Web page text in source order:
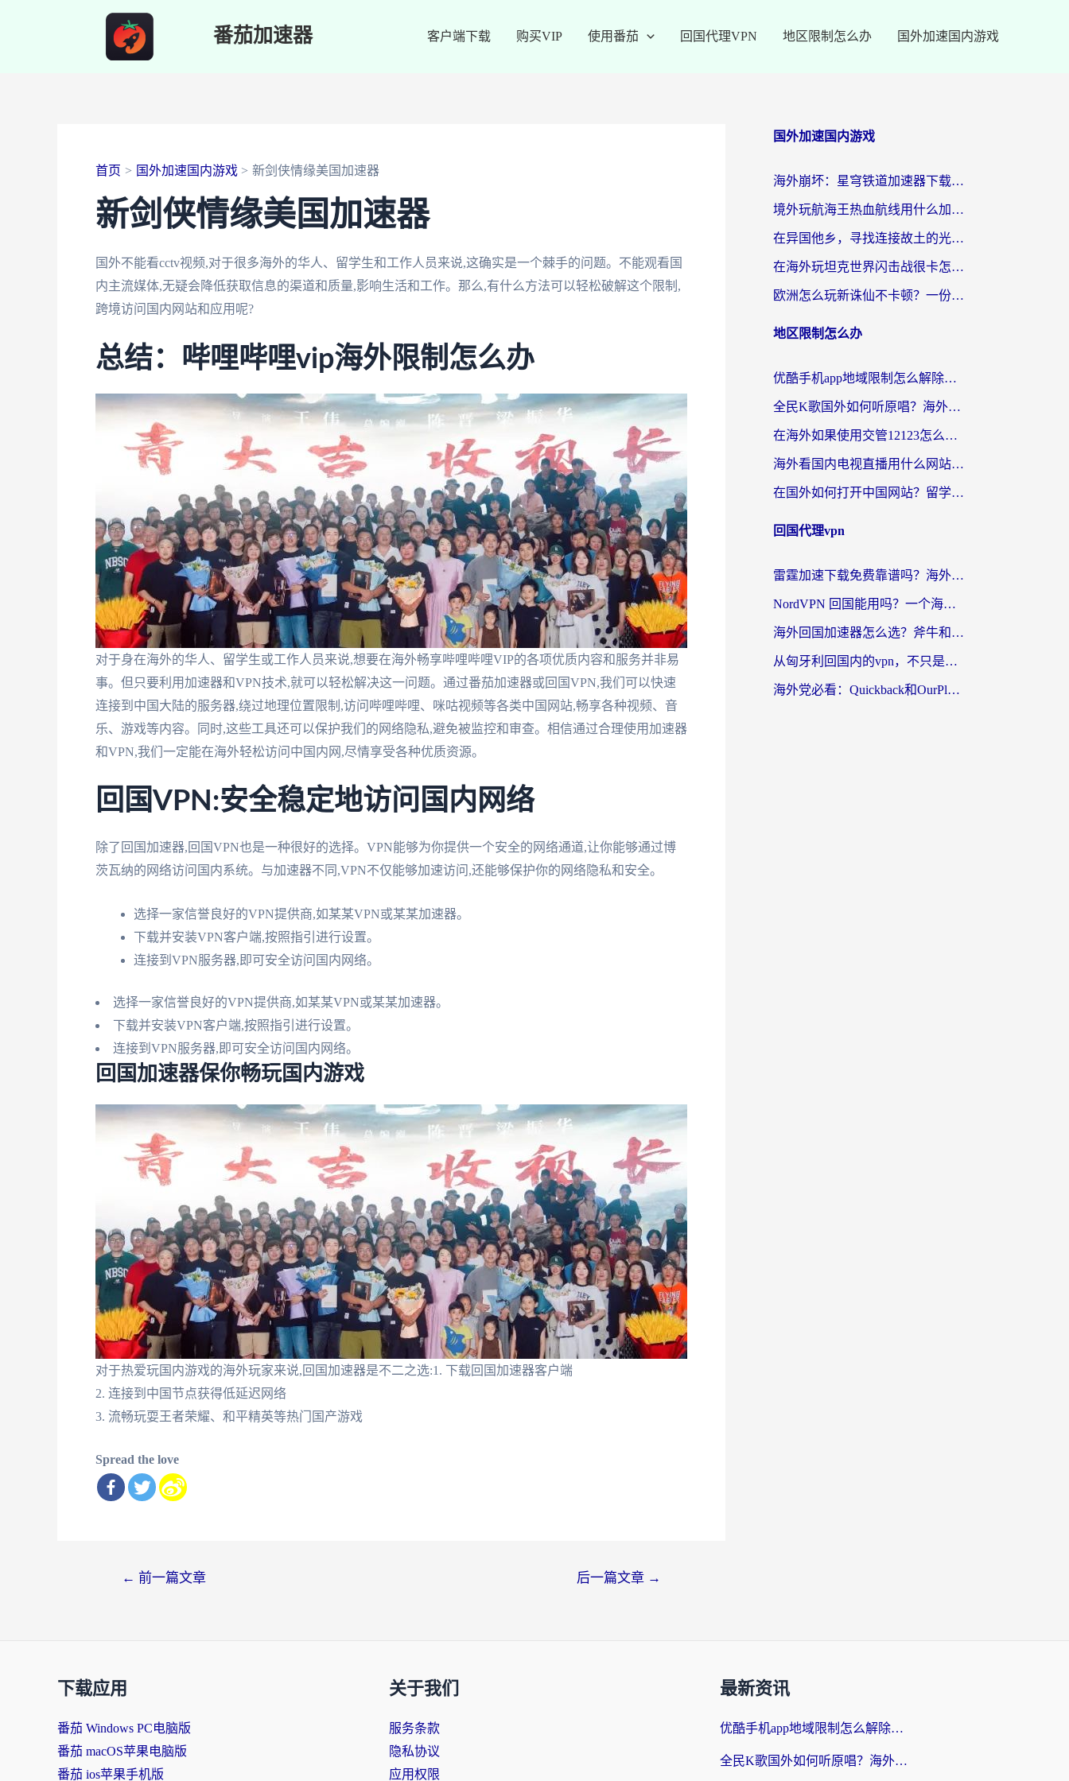
番茄加速器 客户端下载 购买VIP 使用番茄 回国代理VPN 地区限制怎么办 国外加速国内游戏
首页 国外加速国内游戏 新剑侠情缘美国加速器
新剑侠情缘美国加速器
国外不能看cctv视频,对于很多海外的华人、留学生和工作人员来说,这确实是一个棘手的问题。不能观看国
内主流媒体,无疑会降低获取信息的渠道和质量,影响生活和工作。那么,有什么方法可以轻松破解这个限制,
跨境访问国内网站和应用呢?
总结：哔哩哔哩vip海外限制怎么办
对于身在海外的华人、留学生或工作人员来说,想要在海外畅享哔哩哔哩VIP的各项优质内容和服务并非易
事。但只要利用加速器和VPN技术,就可以轻松解决这一问题。通过番茄加速器或回国VPN,我们可以快速
连接到中国大陆的服务器,绕过地理位置限制,访问哔哩哔哩、咪咕视频等各类中国网站,畅享各种视频、音
乐、游戏等内容。同时,这些工具还可以保护我们的网络隐私,避免被监控和审查。相信通过合理使用加速器
和VPN,我们一定能在海外轻松访问中国内网,尽情享受各种优质资源。
回国VPN:安全稳定地访问国内网络
除了回国加速器,回国VPN也是一种很好的选择。VPN能够为你提供一个安全的网络通道,让你能够通过博
茨瓦纳的网络访问国内系统。与加速器不同,VPN不仅能够加速访问,还能够保护你的网络隐私和安全。
选择一家信誉良好的VPN提供商,如某某VPN或某某加速器。
下载并安装VPN客户端,按照指引进行设置。
连接到VPN服务器,即可安全访问国内网络。
选择一家信誉良好的VPN提供商,如某某VPN或某某加速器。
下载并安装VPN客户端,按照指引进行设置。
连接到VPN服务器,即可安全访问国内网络。
回国加速器保你畅玩国内游戏
对于热爱玩国内游戏的海外玩家来说,回国加速器是不二之选:1. 下载回国加速器客户端
2. 连接到中国节点获得低延迟网络
3. 流畅玩耍王者荣耀、和平精英等热门国产游戏
Spread the love
← 前一篇文章 后一篇文章 →
国外加速国内游戏
海外崩坏：星穹铁道加速器下载安装：一份给游子的终极网络指南
境外玩航海王热血航线用什么加速器？2026海外玩家实测最优方案（附欧洲问道堡垒前线加速技巧）
在异国他乡，寻找连接故土的光明大陆免费加速器
在海外玩坦克世界闪击战很卡怎么办？老玩家亲测有效的加速器选择指南
欧洲怎么玩新诛仙不卡顿？一份给海外游子的国服游戏畅玩指南
地区限制怎么办
优酷手机app地域限制怎么解除？海外党亲测有效的追剧方案
全民K歌国外如何听原唱？海外党亲测有效的回国加速器选择指南
在海外如果使用交管12123怎么处理？留学生亲测有效的回国加速方案
海外看国内电视直播用什么网站比较好？一篇解决你所有追剧难题的实用指南
在国外如何打开中国网站？留学生与海外华人的无缝访问指南
回国代理vpn
雷霆加速下载免费靠谱吗？海外党选回国加速器的避坑指南（附热门工具对比）
NordVPN 回国能用吗？一个海外用户必须面对的真实困境
海外回国加速器怎么选？斧牛和海龟哪个好？一篇帮你避开坑的实用指南
从匈牙利回国内的vpn，不只是为了刷剧那么简单
海外党必看：Quickback和OurPlay好用吗？3分钟选对回国加速器，无缝刷剧玩游戏
下载应用
番茄 Windows PC电脑版
番茄 macOS苹果电脑版
番茄 ios苹果手机版
关于我们
服务条款
隐私协议
应用权限
最新资讯
优酷手机app地域限制怎么解除？海外党亲测有效的追剧方案
全民K歌国外如何听原唱？海外党亲测有效的回国加速器选择指南